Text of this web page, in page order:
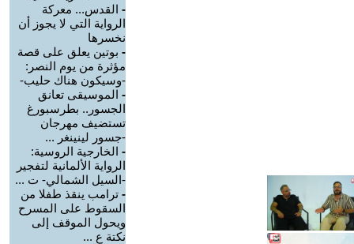
- القدس... معركة
الرواية التي لا يجوز أن
نخسرها
- بوتين يعلق على قصة
مؤثرة من يوم النصر:
-وسيكون هناك حليب-
- الموسيقى تعانق
الجسور.. بطرسبورغ
تستضيف مهرجان
-جسور لينينغر ...
- الخارجية الروسية:
الرواية الألمانية لتفجير
-السيل الشمالي- ت ...
- ترامب ينقذ طفلا من
السقوط على المسرح
ويحول الموقف إلى
نكتة ع ...